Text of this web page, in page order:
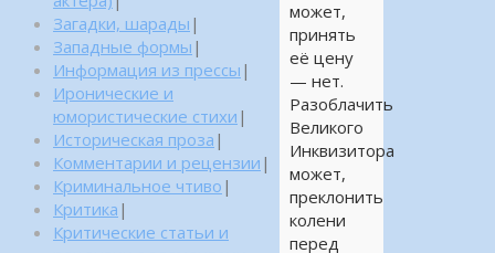
может,
принять
её цену
— нет.
Разоблачить
Великого
Инквизитора
может,
преклонить
колени
перед
Загадки, шарады |
Западные формы |
Информация из прессы |
Иронические и
юмористические стихи |
Историческая проза |
Комментарии и рецензии |
Криминальное чтиво |
Критика |
Критические статьи и